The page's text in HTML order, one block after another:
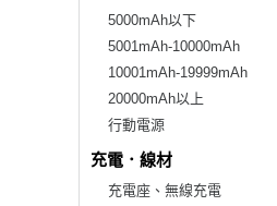
5000mAh以下
5001mAh-10000mAh
10001mAh-19999mAh
20000mAh以上
行動電源
充電．線材
充電座、無線充電